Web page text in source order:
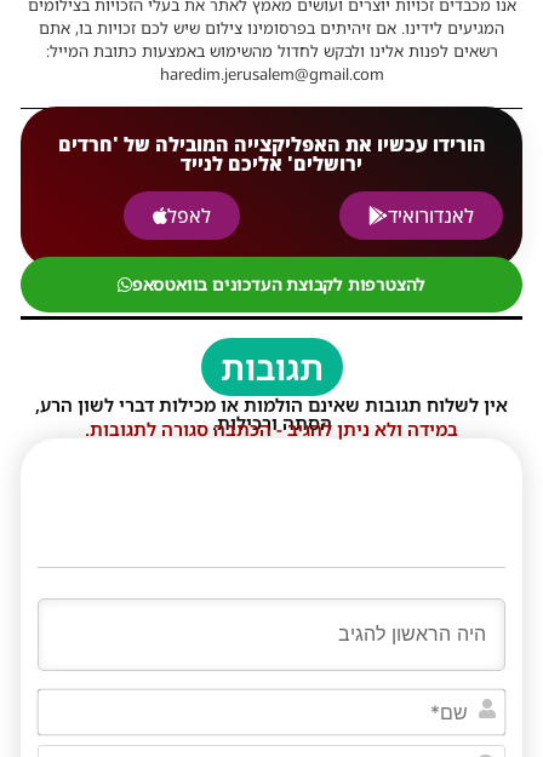
המגיעים לידינו. אם זיהיתים בפרסומינו צילום שיש לכם זכויות בו, אתם
רשאים לפנות אלינו ולבקש לחדול מהשימוש באמצעות כתובת המייל:
haredim.jerusalem@gmail.com
הורידו עכשיו את האפליקצייה המובילה של 'חרדים
ירושלים' אליכם לנייד
לאנדורואיד
לאפל
להצטרפות לקבוצת העדכונים בוואטסאפ
תגובות
אין לשלוח תגובות שאינם הולמות או מכילות דברי לשון הרע,
הסתה ורכילות.
במידה ולא ניתן להגיב - הכתבה סגורה לתגובות.